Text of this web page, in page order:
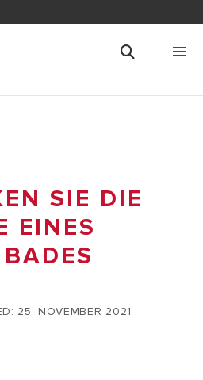
SIE DIE
EINES
25. NOVEMBER 2021